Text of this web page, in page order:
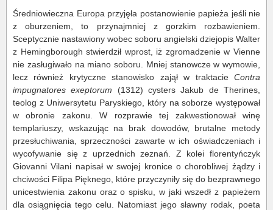
Średniowieczna Europa przyjęła postanowienie papieża jeśli nie
z oburzeniem, to przynajmniej z gorzkim rozbawieniem.
Sceptycznie nastawiony wobec soboru angielski dziejopis Walter
z Hemingborough stwierdził wprost, iż zgromadzenie w Vienne
nie zasługiwało na miano soboru. Mniej stanowcze w wymowie,
lecz również krytyczne stanowisko zajął w traktacie Contra
impugnatores exeptorum (1312) cysters Jakub de Therines,
teolog z Uniwersytetu Paryskiego, który na soborze występował
w obronie zakonu. W rozprawie tej zakwestionował winę
templariuszy, wskazując na brak dowodów, brutalne metody
przesłuchiwania, sprzeczności zawarte w ich oświadczeniach i
wycofywanie się z uprzednich zeznań. Z kolei florentyńczyk
Giovanni Vilani napisał w swojej kronice o chorobliwej żądzy i
chciwości Filipa Pięknego, które przyczyniły się do bezprawnego
unicestwienia zakonu oraz o spisku, w jaki wszedł z papieżem
dla osiągnięcia tego celu. Natomiast jego sławny rodak, poeta